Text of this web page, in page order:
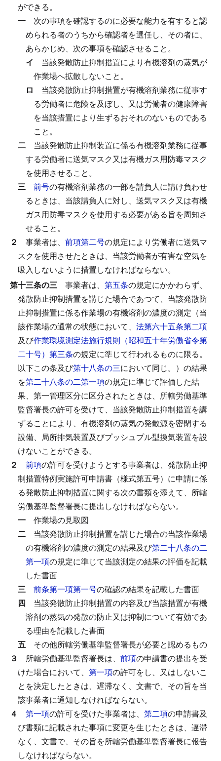
ができる。
一
次の事項を確認するのに必要な能力を有すると認
められる者のうちから確認者を選任し、その者に、
あらかじめ、次の事項を確認させること。
イ
当該発散防止抑制措置により有機溶剤の蒸気が
作業場へ拡散しないこと。
ロ
当該発散防止抑制措置が有機溶剤業務に従事す
る労働者に危険を及ぼし、又は労働者の健康障害
を当該措置により生ずるおそれのないものである
こと。
二
当該発散防止抑制装置に係る有機溶剤業務に従事
する労働者に送気マスク又は有機ガス用防毒マスク
を使用させること。
三
前号の有機溶剤業務の一部を請負人に請け負わせ
るときは、当該請負人に対し、送気マスク又は有機
ガス用防毒マスクを使用する必要がある旨を周知さ
せること。
２
事業者は、 前項第二号の規定により労働者に送気マ
スクを使用させたときは、当該労働者が有害な空気を
吸入しないように措置しなければならない。
第十三条の三
事業者は、 第五条の規定にかかわらず、
発散防止抑制措置を講じた場合であつて、当該発散防
止抑制措置に係る作業場の有機溶剤の濃度の測定（当
該作業場の通常の状態において、 法第六十五条第二項
及び作業環境測定法施行規則（昭和五十年労働省令第
二十号）第三条の規定に準じて行われるものに限る。
以下この条及び第十八条の三において同じ。）の結果
を第二十八条の二第一項の規定に準じて評価した結
果、第一管理区分に区分されたときは、所轄労働基準
監督署長の許可を受けて、当該発散防止抑制措置を講
ずることにより、有機溶剤の蒸気の発散源を密閉する
設備、局所排気装置及びプッシュプル型換気装置を設
けないことができる。
２
前項の許可を受けようとする事業者は、発散防止抑
制措置特例実施許可申請書（様式第五号）に申請に係
る発散防止抑制措置に関する次の書類を添えて、所轄
労働基準監督署長に提出しなければならない。
一
作業場の見取図
二
当該発散防止抑制措置を講じた場合の当該作業場
の有機溶剤の濃度の測定の結果及び第二十八条の二
第一項の規定に準じて当該測定の結果の評価を記載
した書面
三
前条第一項第一号の確認の結果を記載した書面
四
当該発散防止抑制措置の内容及び当該措置が有機
溶剤の蒸気の発散の防止又は抑制について有効であ
る理由を記載した書面
五
その他所轄労働基準監督署長が必要と認めるもの
３
所轄労働基準監督署長は、 前項の申請書の提出を受
けた場合において、 第一項の許可をし、又はしないこ
とを決定したときは、遅滞なく、文書で、その旨を当
該事業者に通知しなければならない。
４
第一項の許可を受けた事業者は、 第二項の申請書及
び書類に記載された事項に変更を生じたときは、遅滞
なく、文書で、その旨を所轄労働基準監督署長に報告
しなければならない。